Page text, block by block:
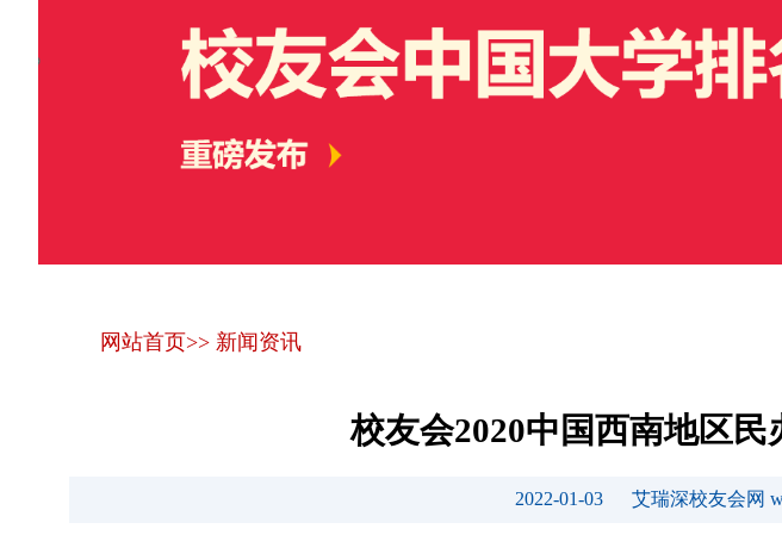
网站首页>> 新闻资讯
校友会2020中国西南地区
2022-01-03 艾瑞深校友会网